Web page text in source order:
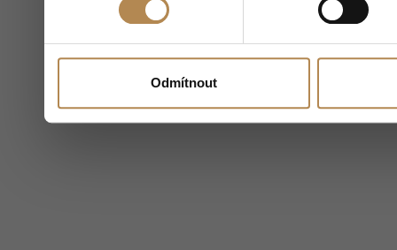
Odmítnout